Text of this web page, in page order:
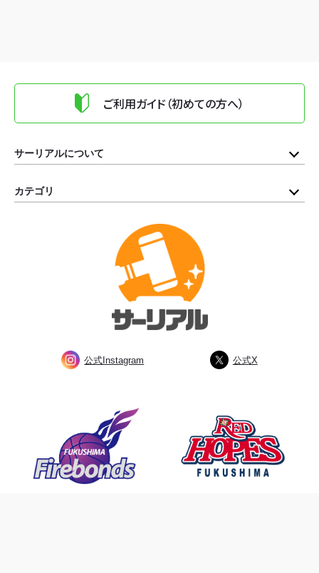
公式Instagram 公式X
ご利用ガイド（初めての方へ）
サーリアルについて
カテゴリ